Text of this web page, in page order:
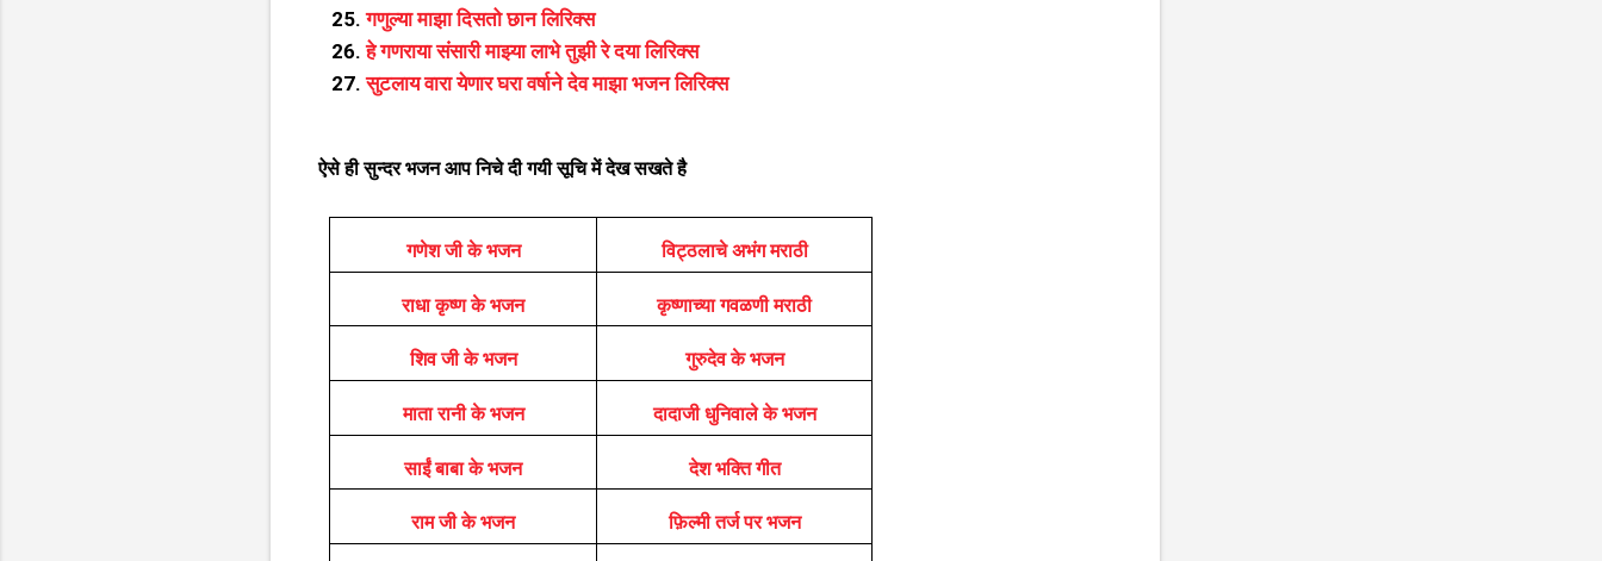
गणुल्या माझा दिसतो छान लिरिक्स
हे गणराया संसारी माझ्या लाभे तुझी रे दया लिरिक्स
सुटलाय वारा येणार घरा वर्षाने देव माझा भजन लिरिक्स
ऐसे ही सुन्दर भजन आप निचे दी गयी सूचि में देख सखते है
गणेश जी के भजन विट्ठलाचे अभंग मराठी
राधा कृष्ण के भजन कृष्णाच्या गवळणी मराठी
शिव जी के भजन गुरुदेव के भजन
माता रानी के भजन दादाजी धुनिवाले के भजन
साईं बाबा के भजन देश भक्ति गीत
राम जी के भजन फ़िल्मी तर्ज पर भजन